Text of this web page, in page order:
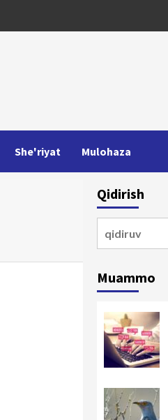
She'riyat Mulohaza
Qidirish
Muammo